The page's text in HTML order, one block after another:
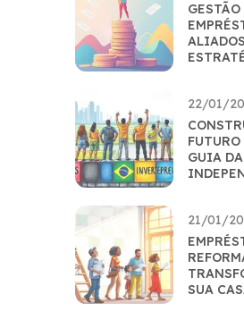
ALIADOS
22/01/
FUTURO
GUIA DA
21/01/
SUA